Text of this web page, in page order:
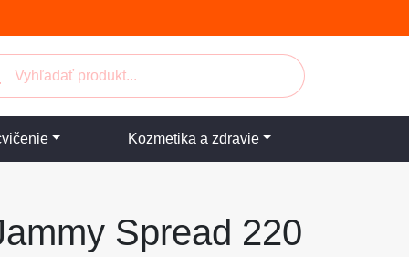
Kozmetika a zdravie
Spread 220